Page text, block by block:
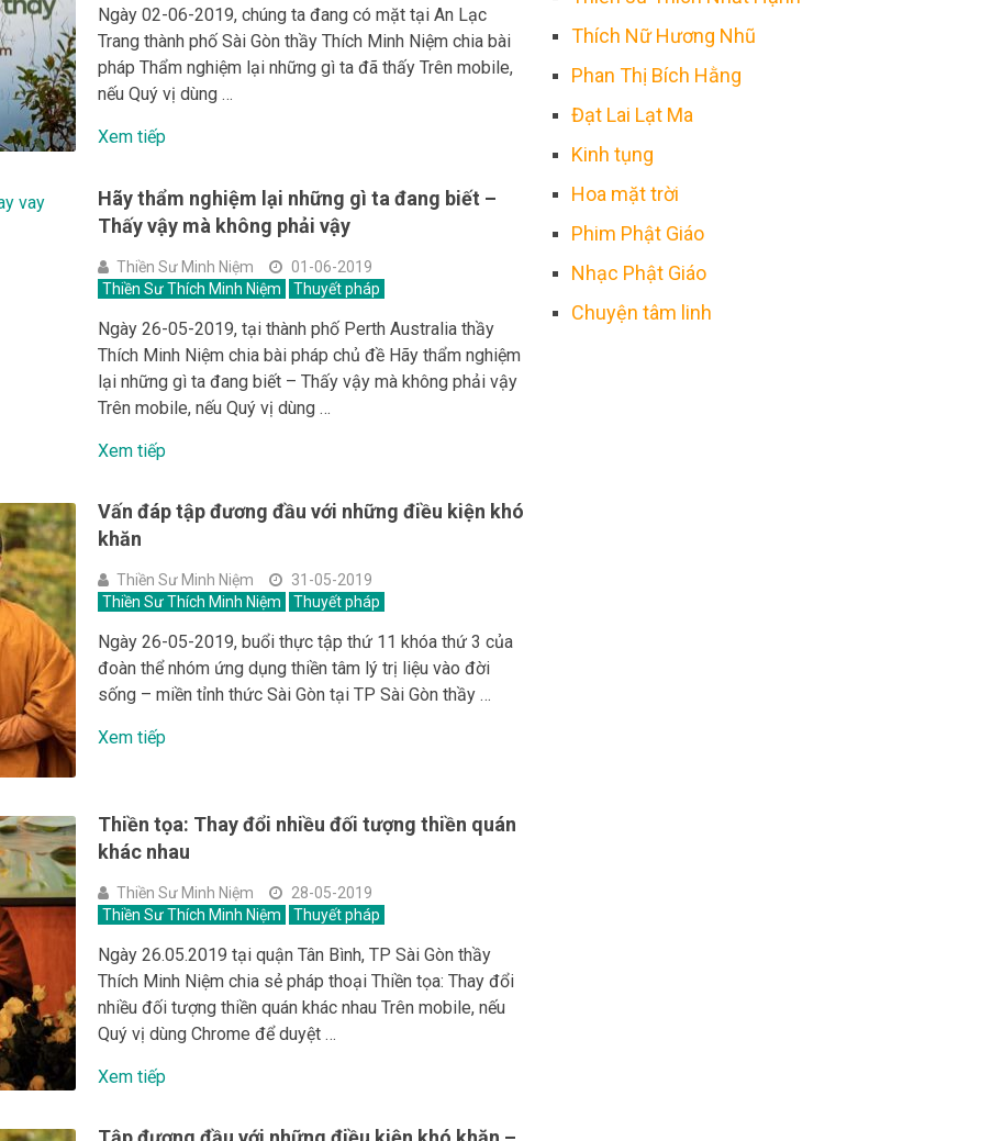
Ngày 02-06-2019, chúng ta đang có mặt tại An Lạc
Trang thành phố Sài Gòn thầy Thích Minh Niệm chia bài
pháp Thẩm nghiệm lại những gì ta đã thấy Trên mobile,
nếu Quý vị dùng …
Xem tiếp
Hãy thẩm nghiệm lại những gì ta đang biết –
Thấy vậy mà không phải vậy
Thiền Sư Minh Niệm
01-06-2019
Thiền Sư Thích Minh Niệm
Thuyết pháp
Ngày 26-05-2019, tại thành phố Perth Australia thầy
Thích Minh Niệm chia bài pháp chủ đề Hãy thẩm nghiệm
lại những gì ta đang biết – Thấy vậy mà không phải vậy
Trên mobile, nếu Quý vị dùng …
Xem tiếp
Vấn đáp tập đương đầu với những điều kiện khó
khăn
Thiền Sư Minh Niệm
31-05-2019
Thiền Sư Thích Minh Niệm
Thuyết pháp
Ngày 26-05-2019, buổi thực tập thứ 11 khóa thứ 3 của
đoàn thể nhóm ứng dụng thiền tâm lý trị liệu vào đời
sống – miền tỉnh thức Sài Gòn tại TP Sài Gòn thầy …
Xem tiếp
Thiền tọa: Thay đổi nhiều đối tượng thiền quán
khác nhau
Thiền Sư Minh Niệm
28-05-2019
Thiền Sư Thích Minh Niệm
Thuyết pháp
Ngày 26.05.2019 tại quận Tân Bình, TP Sài Gòn thầy
Thích Minh Niệm chia sẻ pháp thoại Thiền tọa: Thay đổi
nhiều đối tượng thiền quán khác nhau Trên mobile, nếu
Quý vị dùng Chrome để duyệt …
Xem tiếp
Thích Nữ Hương Nhũ
Phan Thị Bích Hằng
Đạt Lai Lạt Ma
Kinh tụng
Hoa mặt trời
Phim Phật Giáo
Nhạc Phật Giáo
Chuyện tâm linh